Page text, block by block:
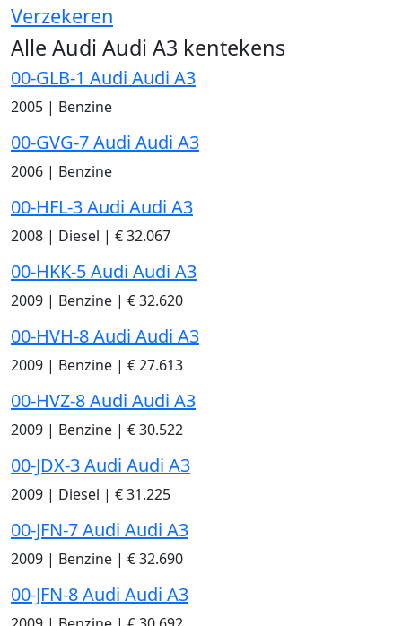
Verzekeren
Alle Audi Audi A3 kentekens
00-GLB-1 Audi Audi A3
2005 | Benzine
00-GVG-7 Audi Audi A3
2006 | Benzine
00-HFL-3 Audi Audi A3
2008 | Diesel | € 32.067
00-HKK-5 Audi Audi A3
2009 | Benzine | € 32.620
00-HVH-8 Audi Audi A3
2009 | Benzine | € 27.613
00-HVZ-8 Audi Audi A3
2009 | Benzine | € 30.522
00-JDX-3 Audi Audi A3
2009 | Diesel | € 31.225
00-JFN-7 Audi Audi A3
2009 | Benzine | € 32.690
00-JFN-8 Audi Audi A3